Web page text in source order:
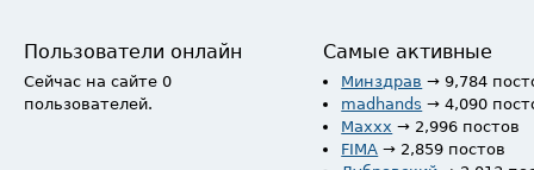
Пользователи онлайн
Сейчас на сайте 0
пользователей.
Самые активные
Минздрав → 9,784
madhands → 4,090
Maxxx → 2,996 постов
FIMA → 2,859 постов